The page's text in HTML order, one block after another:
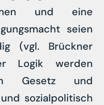
und eine
seien
(vgl. Brückner
Logik werden
Gesetz und
sozialpolitisch